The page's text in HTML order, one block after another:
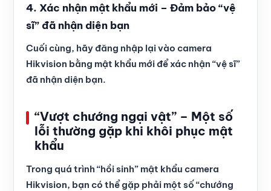
4. Xác nhận mật khẩu mới – Đảm bảo “vệ
sĩ” đã nhận diện bạn
Cuối cùng, hãy đăng nhập lại vào camera
Hikvision bằng mật khẩu mới để xác nhận “vệ sĩ”
đã nhận diện bạn.
“Vượt chướng ngại vật” – Một số
lỗi thường gặp khi khôi phục mật
khẩu
Trong quá trình “hồi sinh” mật khẩu camera
Hikvision, bạn có thể gặp phải một số “chướng